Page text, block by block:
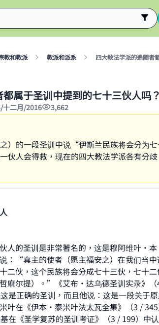
教和教派 教派和派系 四大教法学派的追随者
属于圣训中提到的七十三伙人吗？
二月/2016 3,662
）的一段圣训中说“伊斯兰民族将会分为
伙人会得救，现在的四大教法学派各有分
伙人的圣训是非常著名的，这是穆阿维叶·
说：“真主的使者（愿主福安之）在我们当
二伙，这个民族将会分成七十三伙，七十
尔提）。”《艾布·达乌德圣训实录》（
是正确的圣训，而且他说：这是一段关于
叶在《伊本·泰米叶法太瓦全集》（3 /
在《圣学复苏的圣训考证》（3 / 199）中